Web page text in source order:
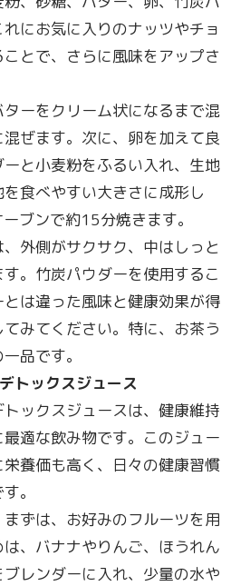
にお気に入りのナッツやチョ
とで、さらに風味をアップさ
ーをクリーム状になるまで混
ぜます。次に、卵を加えて良
と小麦粉をふるい入れ、生地
食べやすい大きさに成形し
ブンで約15分焼きます。
外側がサクサク、中はしっと
。竹炭パウダーを使用するこ
は違った風味と健康効果が得
みてください。特に、お茶う
品です。
トックスジュース
ックスジュースは、健康維持
適な飲み物です。このジュー
養価も高く、日々の健康習慣
。
ずは、お好みのフルーツを用
、バナナやりんご、ほうれん
レンダーに入れ、少量の水や